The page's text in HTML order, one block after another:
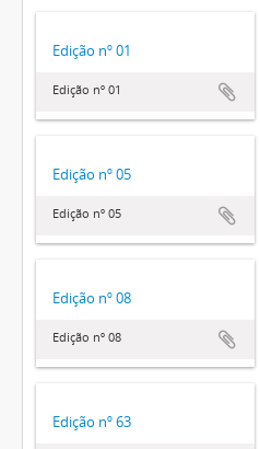
Edição nº 01
Edição nº 01
Edição nº 05
Edição nº 05
Edição nº 08
Edição nº 08
Edição nº 63